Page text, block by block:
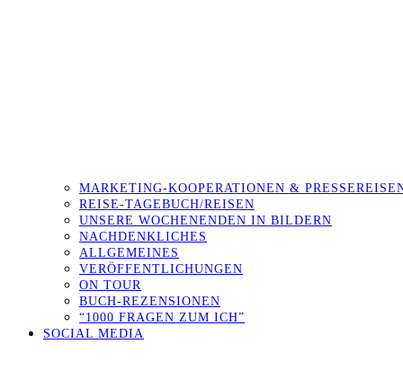
MARKETING-KOOPERATIONEN &
REISE-TAGEBUCH/REISEN
UNSERE WOCHENENDEN IN BILDERN
NACHDENKLICHES
ALLGEMEINES
VERÖFFENTLICHUNGEN
ON TOUR
BUCH-REZENSIONEN
“1000 FRAGEN ZUM ICH”
SOCIAL MEDIA